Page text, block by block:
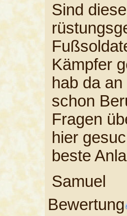
Sind
Kämpfer
hab da
schon
Fragen
hier
beste
Samuel
Bewertung